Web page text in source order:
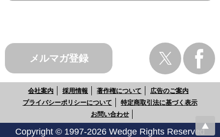
メルマガ登録
会社案内 採用情報 著作権について
広告のご案内
プライバシーポリシーについて
特定商取引法に基づく表示
お問い合わせ
Copyright © 1997-2026 Wedge Rights Reserved